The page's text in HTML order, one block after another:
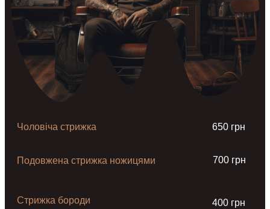
Чоловіча стрижка 650 грн
Подовжена стрижка ножицями 700 грн
Стрижка бороди 400 грн